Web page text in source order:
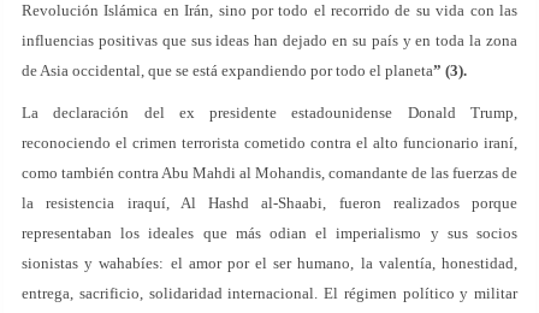
Revolución Islámica en Irán, sino por todo el recorrido de su vida con las
influencias positivas que sus ideas han dejado en su país y en toda la zona
de Asia occidental, que se está expandiendo por todo el planeta” (3).
La declaración del ex presidente estadounidense Donald Trump,
reconociendo el crimen terrorista cometido contra el alto funcionario iraní,
como también contra Abu Mahdi al Mohandis, comandante de las fuerzas de
la resistencia iraquí, Al Hashd al-Shaabi, fueron realizados porque
representaban los ideales que más odian el imperialismo y sus socios
sionistas y wahabíes: el amor por el ser humano, la valentía, honestidad,
entrega, sacrificio, solidaridad internacional. El régimen político y militar